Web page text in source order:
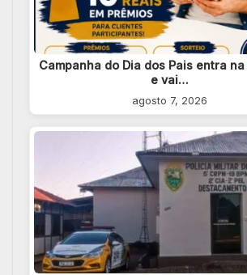
Campanha do Dia dos Pais entra
e vai…
agosto 7, 2026